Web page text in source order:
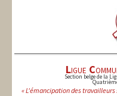
Ligue C
Section belge de la
« L'émancipation des